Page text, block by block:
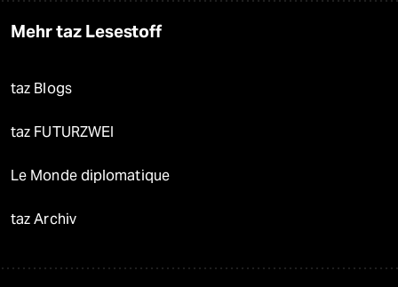
Mehr taz Lesestoff
taz Blogs
taz FUTURZWEI
Le Monde diplomatique
taz Archiv